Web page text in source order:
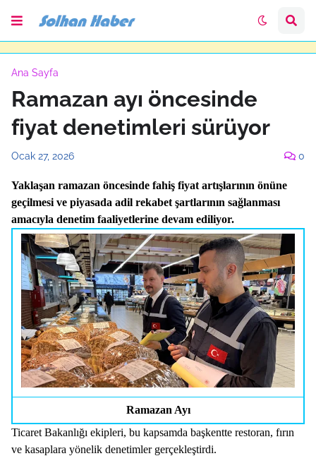
Ana Sayfa
Ramazan ayı öncesinde
fiyat denetimleri sürüyor
Ocak 27, 2026 0
Yaklaşan ramazan öncesinde fahiş fiyat artışlarının önüne
geçilmesi ve piyasada adil rekabet şartlarının sağlanması
amacıyla denetim faaliyetlerine devam ediliyor.
Ramazan Ayı
Ticaret Bakanlığı ekipleri, bu kapsamda başkentte restoran, fırın
ve kasaplara yönelik denetimler gerçekleştirdi.